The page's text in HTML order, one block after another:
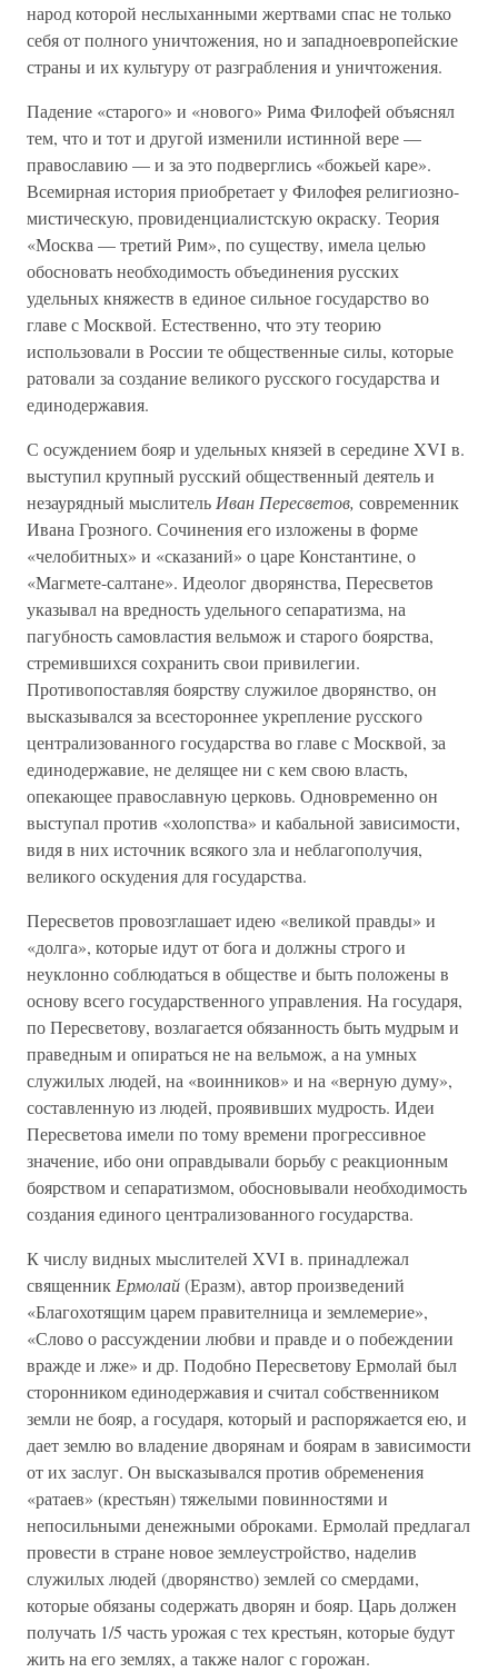
народ которой неслыханными жертвами спас не только
себя от полного уничтожения, но и западноевропейские
страны и их культуру от разграбления и уничтожения.
Падение «старого» и «нового» Рима Филофей объяснял
тем, что и тот и другой изменили истинной вере —
православию — и за это подверглись «божьей каре».
Всемирная история приобретает у Филофея религиозно-
мистическую, провиденциалистскую окраску. Теория
«Москва — третий Рим», по существу, имела целью
обосновать необходимость объединения русских
удельных княжеств в единое сильное государство во
главе с Москвой. Естественно, что эту теорию
использовали в России те общественные силы, которые
ратовали за создание великого русского государства и
единодержавия.
С осуждением бояр и удельных князей в середине XVI в.
выступил крупный русский общественный деятель и
незаурядный мыслитель Иван Пересветов, современник
Ивана Грозного. Сочинения его изложены в форме
«челобитных» и «сказаний» о царе Константине, о
«Магмете-салтане». Идеолог дворянства, Пересветов
указывал на вредность удельного сепаратизма, на
пагубность самовластия вельмож и старого боярства,
стремившихся сохранить свои привилегии.
Противопоставляя боярству служилое дворянство, он
высказывался за всестороннее укрепление русского
централизованного государства во главе с Москвой, за
единодержавие, не делящее ни с кем свою власть,
опекающее православную церковь. Одновременно он
выступал против «холопства» и кабальной зависимости,
видя в них источник всякого зла и неблагополучия,
великого оскудения для государства.
Пересветов провозглашает идею «великой правды» и
«долга», которые идут от бога и должны строго и
неуклонно соблюдаться в обществе и быть положены в
основу всего государственного управления. На государя,
по Пересветову, возлагается обязанность быть мудрым и
праведным и опираться не на вельмож, а на умных
служилых людей, на «воинников» и на «верную думу»,
составленную из людей, проявивших мудрость. Идеи
Пересветова имели по тому времени прогрессивное
значение, ибо они оправдывали борьбу с реакционным
боярством и сепаратизмом, обосновывали необходимость
создания единого централизованного государства.
К числу видных мыслителей XVI в. принадлежал
священник Ермолай(Еразм), автор произведений
«Благохотящим царем правителница и землемерие»,
«Слово о рассуждении любви и правде и о побеждении
вражде и лже» и др. Подобно Пересветову Ермолай был
сторонником единодержавия и считал собственником
земли не бояр, а государя, который и распоряжается ею, и
дает землю во владение дворянам и боярам в зависимости
от их заслуг. Он высказывался против обременения
«ратаев» (крестьян) тяжелыми повинностями и
непосильными денежными оброками. Ермолай предлагал
провести в стране новое землеустройство, наделив
служилых людей (дворянство) землей со смердами,
которые обязаны содержать дворян и бояр. Царь должен
получать 1/5 часть урожая с тех крестьян, которые будут
жить на его землях, а также налог с горожан.